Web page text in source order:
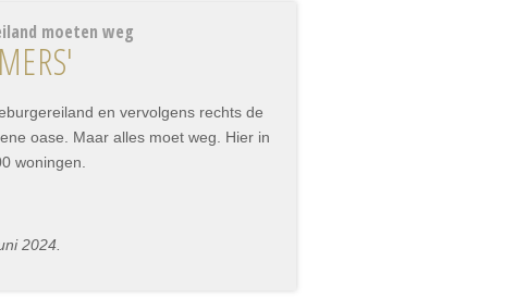
moeten weg
en vervolgens rechts de
oase. Maar alles moet weg. Hier in
woningen.
2024.